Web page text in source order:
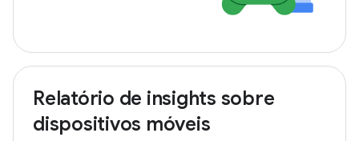
Relatório de insights sobre
dispositivos móveis